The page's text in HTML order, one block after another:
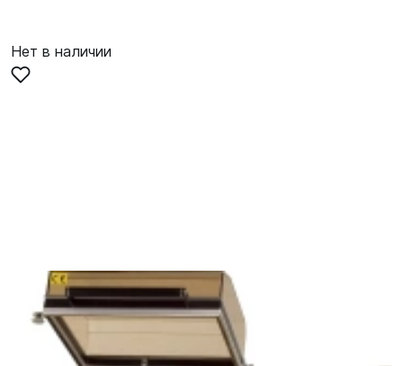
Нет в наличии